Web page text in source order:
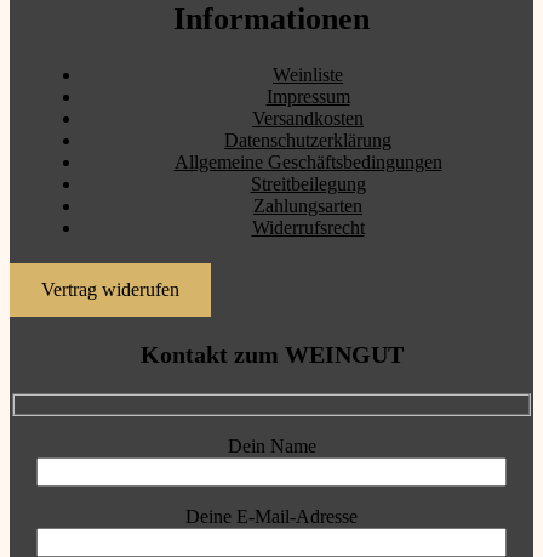
Informationen
Weinliste
Impressum
Versandkosten
Datenschutzerklärung
Allgemeine Geschäftsbedingungen
Streitbeilegung
Zahlungsarten
Widerrufsrecht
Vertrag widerufen
Kontakt zum WEINGUT
Dein Name
Deine E-Mail-Adresse